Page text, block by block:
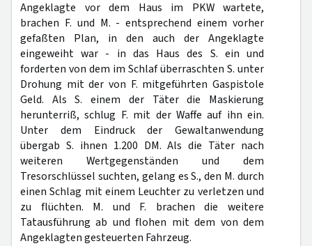
Angeklagte vor dem Haus im PKW wartete,
brachen F. und M. - entsprechend einem vorher
gefaßten Plan, in den auch der Angeklagte
eingeweiht war - in das Haus des S. ein und
forderten von dem im Schlaf überraschten S. unter
Drohung mit der von F. mitgeführten Gaspistole
Geld. Als S. einem der Täter die Maskierung
herunterriß, schlug F. mit der Waffe auf ihn ein.
Unter dem Eindruck der Gewaltanwendung
übergab S. ihnen 1.200 DM. Als die Täter nach
weiteren Wertgegenständen und dem
Tresorschlüssel suchten, gelang es S., den M. durch
einen Schlag mit einem Leuchter zu verletzen und
zu flüchten. M. und F. brachen die weitere
Tatausführung ab und flohen mit dem von dem
Angeklagten gesteuerten Fahrzeug.